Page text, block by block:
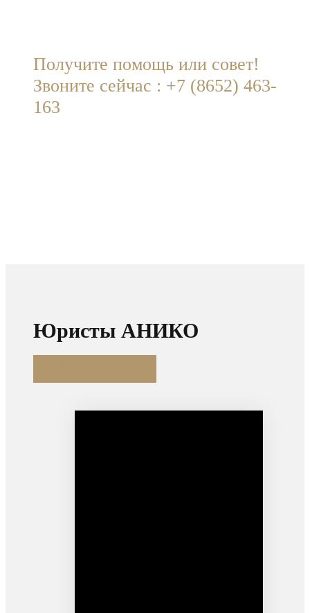
Получите помощь или совет!
Звоните сейчас : +7 (8652) 463-
163
Юристы АНИКО